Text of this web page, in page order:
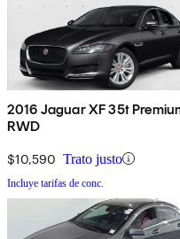
2016 Jaguar XF 35t
RWD
$10,590 Trato justo
Incluye tarifas de conc.